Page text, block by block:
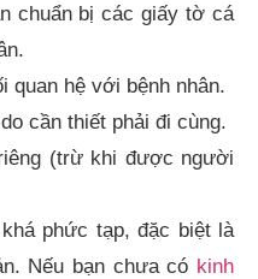
chuẩn bị các giấy tờ cá
quan hệ với bệnh nhân.
cần thiết phải đi cùng.
(trừ khi được người
phức tạp, đặc biệt là
Nếu bạn chưa có kinh